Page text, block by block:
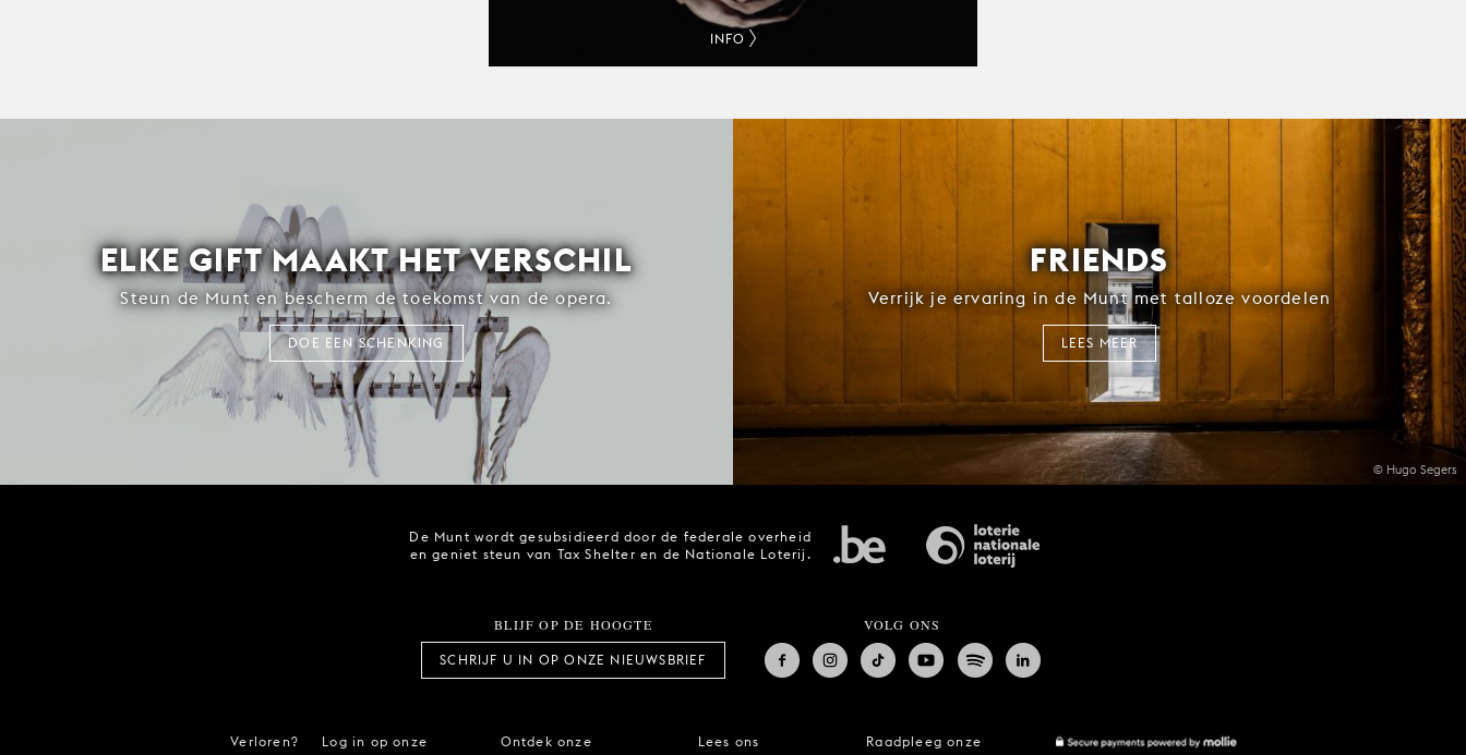
INFO
ELKE GIFT MAAKT HET VERSCHIL
Steun de Munt en bescherm de toekomst van de opera.
DOE EEN SCHENKING
© Hugo Segers
FRIENDS
Verrijk je ervaring in de Munt met talloze voordelen
LEES MEER
De Munt wordt gesubsidieerd door de federale overheid
en geniet steun van Tax Shelter en de Nationale Loterij.
BLIJF OP DE HOOGTE
SCHRIJF U IN OP ONZE NIEUWSBRIEF
VOLG ONS
Verloren?
Log in op onze
Ontdek onze
Lees ons
Raadpleeg onze